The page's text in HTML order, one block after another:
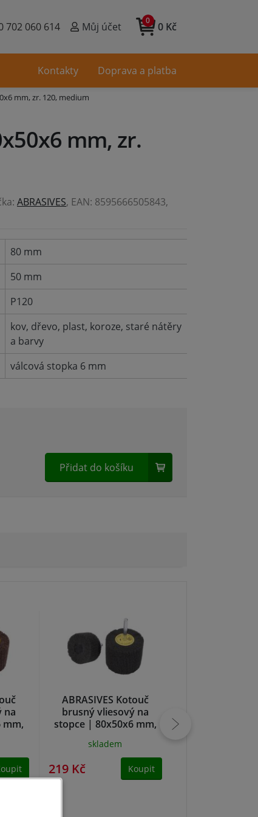
702 060 614 Můj účet 0 Kč
0
mm, zr. 120, medium
mm, zr.
ABRASIVES, EAN: 8595666505843,
80 mm
50 mm
P120
kov, dřevo, plast, koroze, staré nátěry
a barvy
válcová stopka 6 mm
Přidat do košíku
na
mm,
ABRASIVES Kotouč
brusný vliesový na
stopce | 80x50x6 mm,
skladem
219 Kč Koupit
Kontakty Doprava a platba